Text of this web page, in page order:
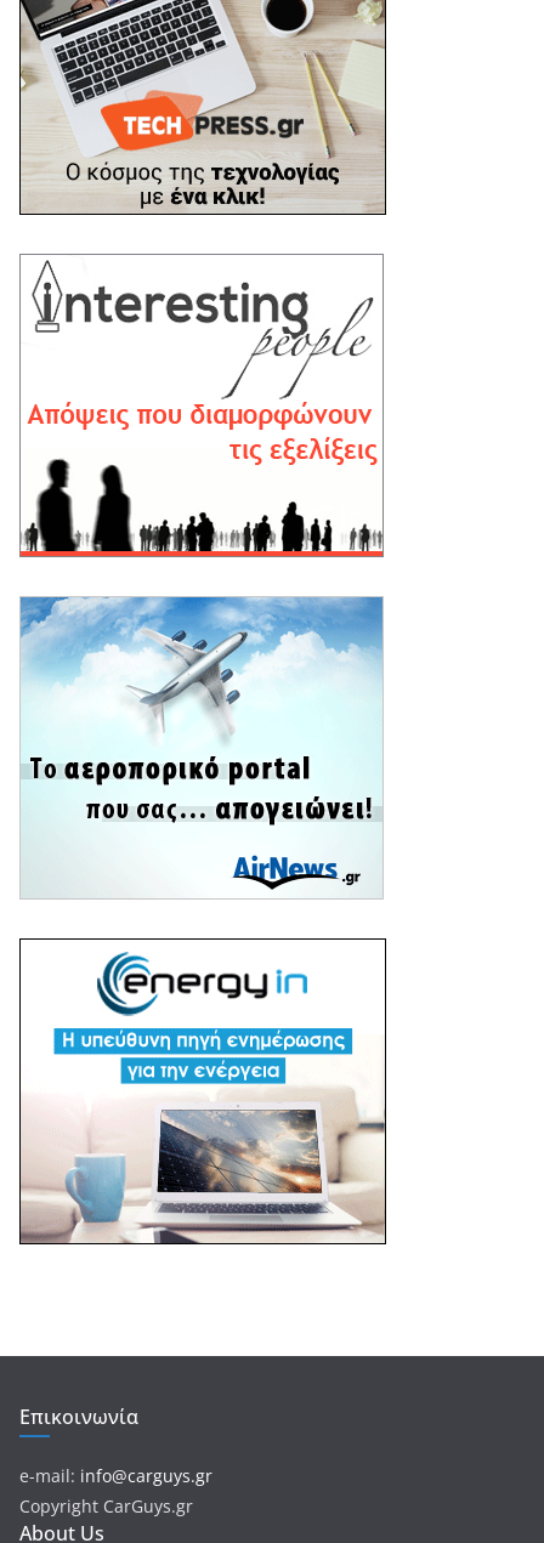
Επικοινωνία
e-mail: info@carguys.gr
Copyright CarGuys.gr
About Us